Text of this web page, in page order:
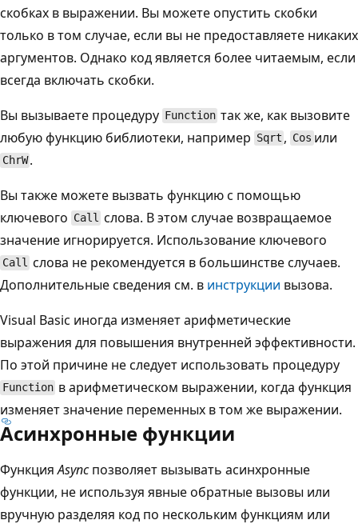
скобках в выражении. Вы можете опустить скобки
только в том случае, если вы не предоставляете никаких
аргументов. Однако код является более читаемым, если
всегда включать скобки.
Вы вызываете процедуру Function так же, как вызовите
любую функцию библиотеки, например Sqrt , Cos или
ChrW .
Вы также можете вызвать функцию с помощью
ключевого Call слова. В этом случае возвращаемое
значение игнорируется. Использование ключевого
Call слова не рекомендуется в большинстве случаев.
Дополнительные сведения см. в инструкции вызова.
Visual Basic иногда изменяет арифметические
выражения для повышения внутренней эффективности.
По этой причине не следует использовать процедуру
Function в арифметическом выражении, когда функция
изменяет значение переменных в том же выражении.
Асинхронные функции
ФункцияAsyncпозволяет вызывать асинхронные
функции, не используя явные обратные вызовы или
вручную разделяя код по нескольким функциям или